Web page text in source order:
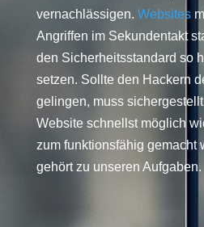
vernachlässigen. Websites
Angriffen im Sekundentakt
den Sicherheitsstandard so
setzen. Sollte den Hackern
gelingen, muss
Website schnellst möglich
zum funktionsfähig gemacht
gehört zu unseren Aufgaben.